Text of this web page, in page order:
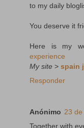
to my daily
You deserve it
Here is my
experience
My site > spain
Responder
Anónimo 23
Together with